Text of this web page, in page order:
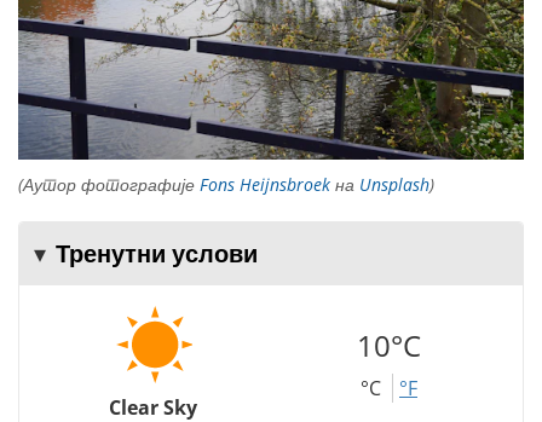
(Аутор фотографије Fons Heijnsbroek на Unsplash)
Тренутни услови
Clear Sky
10°C
°C °F